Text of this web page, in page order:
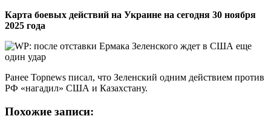
Карта боевых действий на Украине на сегодня 30 ноября
2025 года
Ранее Topnews писал, что Зеленский одним действием против
РФ «нагадил» США и Казахстану.
Похожие записи: